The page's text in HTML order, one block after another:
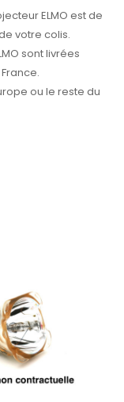
ELMO est de
votre colis.
sont livrées
ou le reste du